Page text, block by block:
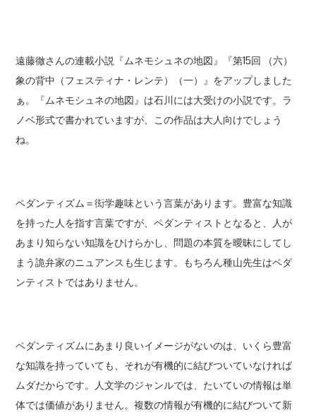
遠藤徹さんの連載小説『ムネモシュネの地図』『第15回 （六）
象の背中（フェスティナ・レンテ）（一）』をアップしました
ぁ。『ムネモシュネの地図』は石川には大受けの小説です。ラ
ノベ形式で書かれていますが、この作品は大人向けでしょう
ね。
ペダンティズム＝衒学趣味という言葉があります。豊富な知識
を持った人を指す言葉ですが、ペダンティストとなると、人が
あまり知らない知識をひけらかし、問題の本質を曖昧にしてし
まう詭弁家のニュアンスも生じます。もちろん種山先生はペダ
ンティストではありません。
ペダンティズムにあまり良いイメージがないのは、いくら豊富
な知識を持っていても、それが有機的に結びついていなければ
ムダだからです。人文学のジャンルでは、たいていの情報は単
体では価値がありません。複数の情報が有機的に結びついて新